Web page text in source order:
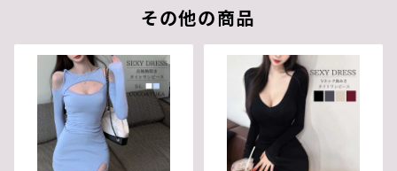
その他の商品